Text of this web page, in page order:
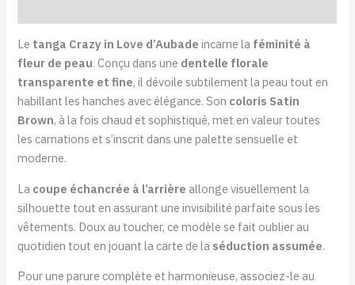
Le tanga Crazy in Love d’Aubade incarne la féminité à
fleur de peau. Conçu dans une dentelle florale
transparente et fine, il dévoile subtilement la peau tout en
habillant les hanches avec élégance. Son coloris Satin
Brown, à la fois chaud et sophistiqué, met en valeur toutes
les carnations et s’inscrit dans une palette sensuelle et
moderne.
La coupe échancrée à l’arrière allonge visuellement la
silhouette tout en assurant une invisibilité parfaite sous les
vêtements. Doux au toucher, ce modèle se fait oublier au
quotidien tout en jouant la carte de la séduction assumée.
Pour une parure complète et harmonieuse, associez-le au